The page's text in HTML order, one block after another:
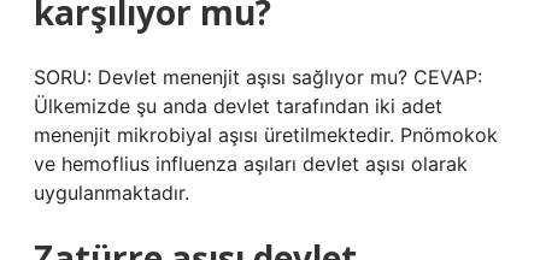
karşılıyor mu?
SORU: Devlet menenjit aşısı sağlıyor mu? CEVAP:
Ülkemizde şu anda devlet tarafından iki adet
menenjit mikrobiyal aşısı üretilmektedir. Pnömokok
ve hemoflius influenza aşıları devlet aşısı olarak
uygulanmaktadır.